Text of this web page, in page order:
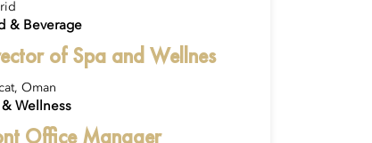
& Beverage
of Spa and Wellnes
Oman
& Wellness
Office Manager